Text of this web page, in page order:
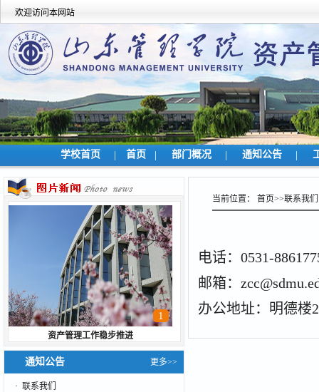
欢迎访问本网站
学校首页 | 首页 | 部门概况 | 通知公告 |
1
资产管理工作稳步推进
通知公告 更多>>
· 联系我们
当前位置： 首页>>联系我们
电话：0531-
邮箱：
办公地址：明德楼